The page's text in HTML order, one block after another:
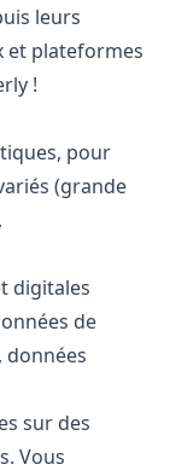
leurs
et plateformes
!
pour
(grande
digitales
de
données
sur des
Vous